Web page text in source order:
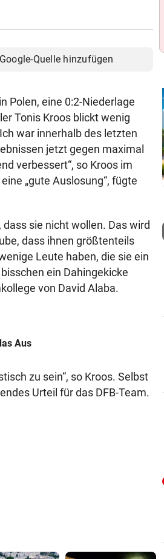
Quelle hinzufügen
Polen, eine 0:2-Niederlage
Tonis Kroos blickt wenig
war innerhalb des letzten
jetzt gegen maximal
verbessert“, so Kroos im
„gute Auslosung“, fügte
dass sie nicht wollen. Das wird
dass ihnen größtenteils
Leute haben, die sie ein
ein Dahingekicke
von David Alaba.
Aus
zu sein“, so Kroos. Selbst
Urteil für das DFB-Team.